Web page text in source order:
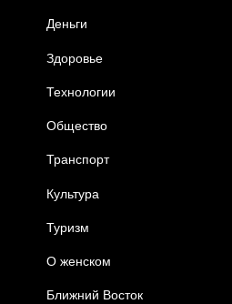
Деньги
Здоровье
Технологии
Общество
Транспорт
Культура
Туризм
О женском
Ближний Восток